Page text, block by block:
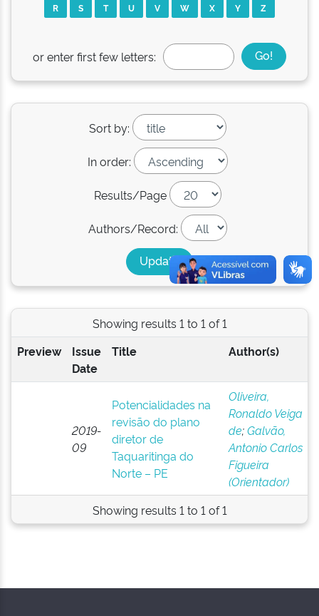
R
S T U V W X Y Z
or enter first few letters:
Sort by:
In order:
Results/Page
Authors/Record:
Showing results 1 to 1 of 1
Preview
Issue
Date
Title Author(s)
2019-
09
Potencialidades na
revisão do plano
diretor de
Taquaritinga do
Norte – PE
Oliveira,
Ronaldo Veiga
de;Galvão,
Antonio Carlos
Figueira
(Orientador)
Showing results 1 to 1 of 1